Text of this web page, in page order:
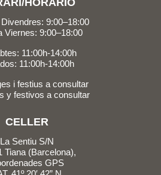
HORARIO
9:00–18:00
Viernes: 9:00–18:00
11:00h-14:00h
11:00h-14:00h
i festius a consultar
y festivos a consultar
CELLER
La Sentiu S/N
Tiana (Barcelona),
GPS